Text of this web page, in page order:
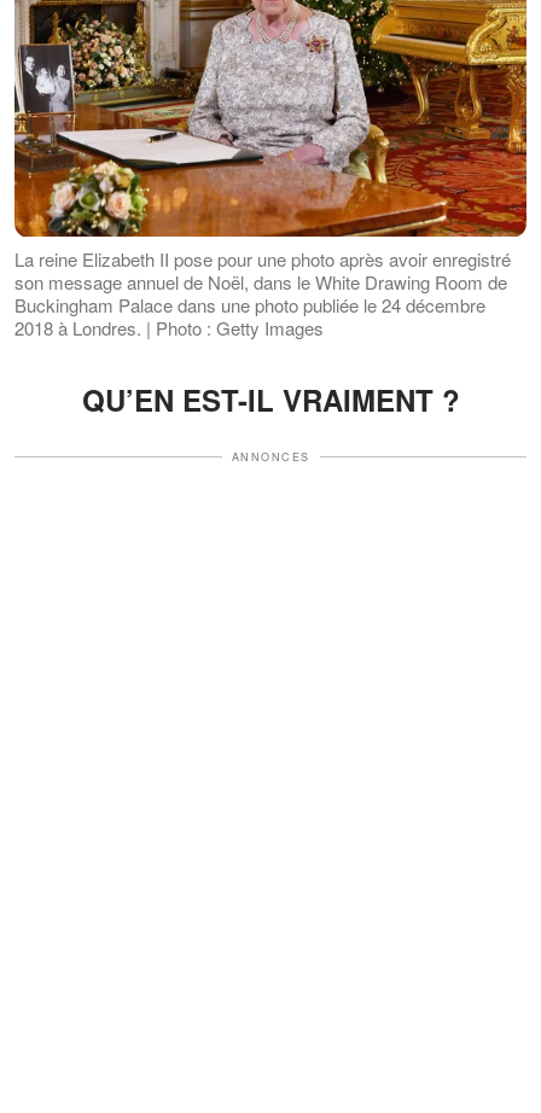
La reine Elizabeth II pose pour une photo après avoir enregistré
son message annuel de Noël, dans le White Drawing Room de
Buckingham Palace dans une photo publiée le 24 décembre
2018 à Londres. | Photo : Getty Images
QU’EN EST-IL VRAIMENT ?
ANNONCES